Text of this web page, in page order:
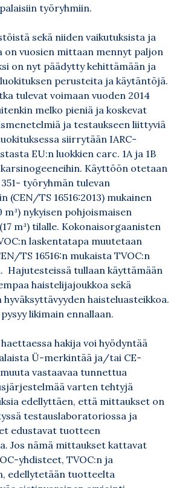
työryhmiin.
sekä niiden vaikutuksista ja
on vuosien mittaan mennyt paljon
on nyt päädytty kehittämään ja
perusteita ja käytäntöjä.
tulevat voimaan vuoden 2014
melko pieniä ja koskevat
ja testaukseen liittyviä
siirrytään IARC-
EU:n luokkien carc. 1A ja 1B
Käyttöön otetaan
työryhmän tulevan
(CEN/TS 16516:2013) mukainen
m³) nykyisen pohjoismaisen
m³) tilalle. Kokonaisorgaanisten
laskentatapa muutetaan
TS 16516:n mukaista TVOC:n
Hajutesteissä tullaan käyttämään
haistelijajoukkoa sekä
hyväksyttävyyden haisteluasteikkoa.
likimain ennallaan.
hakija voi hyödyntää
Ü-merkintää ja/tai CE-
vastaavaa tunnettua
varten tehtyjä
edellyttäen, että mittaukset on
testauslaboratoriossa ja
edustavat tuotteen
Jos nämä mittaukset kattavat
yhdisteet, TVOC:n ja
edellytetään tuotteelta